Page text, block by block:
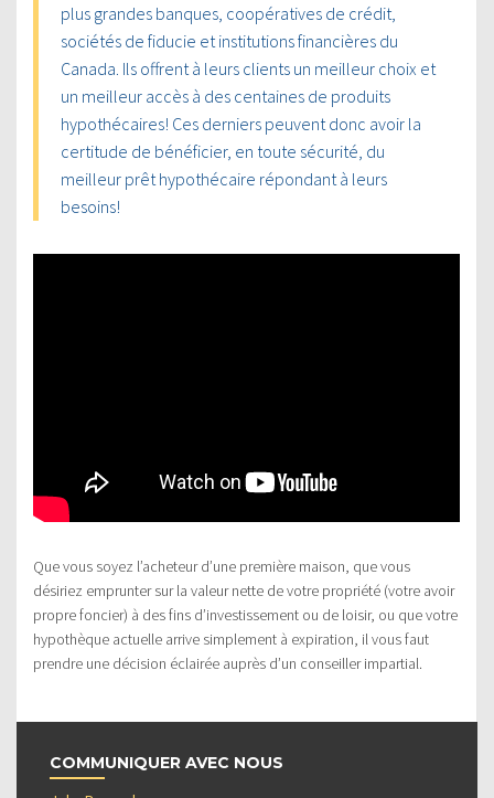
plus grandes banques, coopératives de crédit,
sociétés de fiducie et institutions financières du
Canada. Ils offrent à leurs clients un meilleur choix et
un meilleur accès à des centaines de produits
hypothécaires! Ces derniers peuvent donc avoir la
certitude de bénéficier, en toute sécurité, du
meilleur prêt hypothécaire répondant à leurs
besoins!
Que vous soyez l’acheteur d’une première maison, que vous
désiriez emprunter sur la valeur nette de votre propriété (votre avoir
propre foncier) à des fins d’investissement ou de loisir, ou que votre
hypothèque actuelle arrive simplement à expiration, il vous faut
prendre une décision éclairée auprès d’un conseiller impartial.
COMMUNIQUER AVEC NOUS